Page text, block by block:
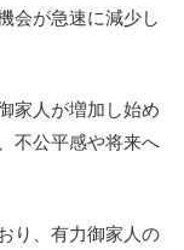
会が急速に減少し
家人が増加し始め
不公平感や将来へ
り、有力御家人の